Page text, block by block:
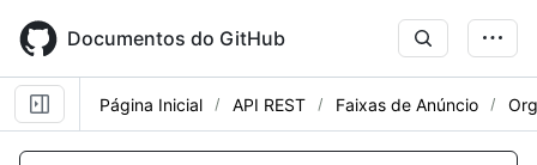
main
content
Documentos do GitHub
Página Inicial API REST Faixas de Anúncio
Nome,
Nome,
Nome,
Nome,
Nome,
Nome,
Nome,